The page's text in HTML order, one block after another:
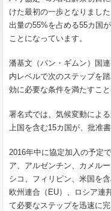
けた最初の一歩となりまし
出量の55%を占める55カ国
ことになっています。
潘基文（パン・ギムン）国
内レベルで次のステップを
効に必要な条件を満たすこ
署名式では、気候変動によ
上国を含む15カ国が、批准
2016年中に協定加入の予定
ア、アルゼンチン、カメル
シコ、フィリピン、米国を
欧州連合（EU）、ロシア連
て必要なステップを迅速に